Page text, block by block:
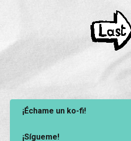
¡Échame un ko-fi!
¡Sígueme!